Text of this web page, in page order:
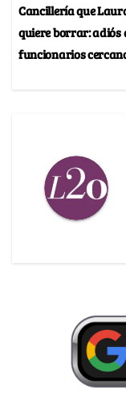
Cancillería que
quiere borrar: adiós
funcionarios